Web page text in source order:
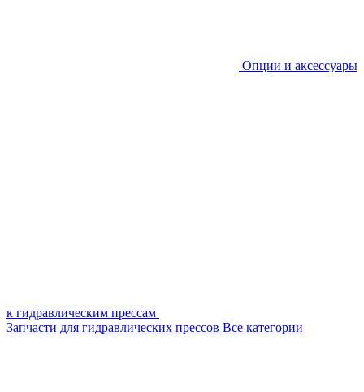
Опции и аксессуары
к гидравлическим прессам
Запчасти для гидравлических прессов Все категории